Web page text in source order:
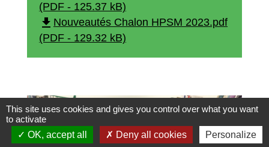
(PDF - 125.37 kB)
file_download Nouveautés Chalon HPSM 2023.pdf
(PDF - 129.32 kB)
This site uses cookies and gives you control over what you want
to activate
OK, accept all
Deny all cookies Personalize